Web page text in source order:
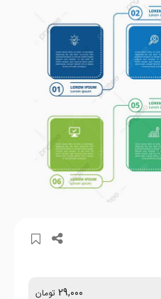
29,000 تومان